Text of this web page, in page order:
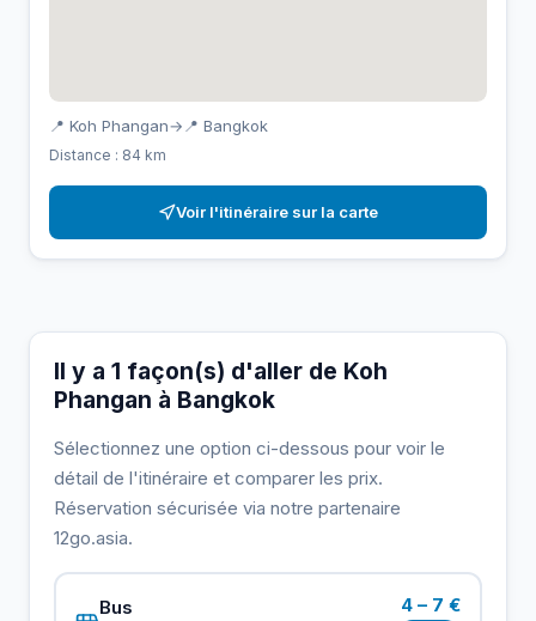
📍 Koh Phangan→ 📍 Bangkok
Distance : 84 km
Voir l'itinéraire sur la carte
Il y a 1 façon(s) d'aller de Koh
Phangan à Bangkok
Sélectionnez une option ci-dessous pour voir le
détail de l'itinéraire et comparer les prix.
Réservation sécurisée via notre partenaire
12go.asia.
Bus 4 – 7 €